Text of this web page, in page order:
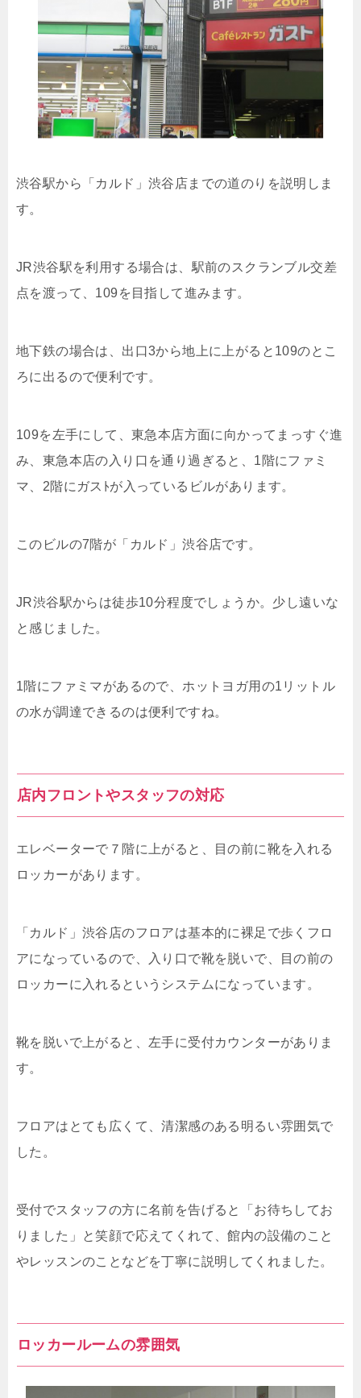
渋谷駅から「カルド」渋谷店までの道のりを説明しま
す。
JR渋谷駅を利用する場合は、駅前のスクランブル交差
点を渡って、109を目指して進みます。
地下鉄の場合は、出口3から地上に上がると109のとこ
ろに出るので便利です。
109を左手にして、東急本店方面に向かってまっすぐ進
み、東急本店の入り口を通り過ぎると、1階にファミ
マ、2階にガスﾄが入っているビルがあります。
このビルの7階が「カルド」渋谷店です。
JR渋谷駅からは徒歩10分程度でしょうか。少し遠いな
と感じました。
1階にファミマがあるので、ホットヨガ用の1リットル
の水が調達できるのは便利ですね。
店内フロントやスタッフの対応
エレベーターで７階に上がると、目の前に靴を入れる
ロッカーがあります。
「カルド」渋谷店のフロアは基本的に裸足で歩くフロ
アになっているので、入り口で靴を脱いで、目の前の
ロッカーに入れるというシステムになっています。
靴を脱いで上がると、左手に受付カウンターがありま
す。
フロアはとても広くて、清潔感のある明るい雰囲気で
した。
受付でスタッフの方に名前を告げると「お待ちしてお
りました」と笑顔で応えてくれて、館内の設備のこと
やレッスンのことなどを丁寧に説明してくれました。
ロッカールームの雰囲気